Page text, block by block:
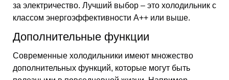
за электричество. Лучший выбор – это холодильник с
классом энергоэффективности А++ или выше.
Дополнительные функции
Современные холодильники имеют множество
дополнительных функций, которые могут быть